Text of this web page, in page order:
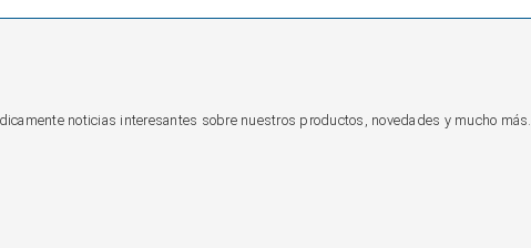
noticias interesantes sobre nuestros productos, novedades y mucho más.